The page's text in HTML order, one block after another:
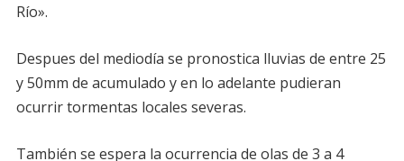
Río».
Despues del mediodía se pronostica lluvias de entre 25
y 50mm de acumulado y en lo adelante pudieran
ocurrir tormentas locales severas.
También se espera la ocurrencia de olas de 3 a 4